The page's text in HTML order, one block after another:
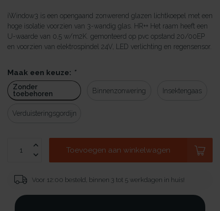
iWindow3 is een opengaand zonwerend glazen lichtkoepel met een
hoge isolatie voorzien van 3-wandig glas. HR++ Het raam heeft een
U-waarde van 0,5 w/m2K. gemonteerd op pvc opstand 20/00EP
en voorzien van elektrospindel 24V, LED verlichting en regensensor.
Maak een keuze: *
Zonder
toebehoren
Binnenzonwering Insektengaas
Verduisteringsgordijn
Toevoegen aan winkelwagen
Voor 12:00 besteld, binnen 3 tot 5 werkdagen in huis!